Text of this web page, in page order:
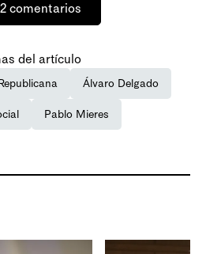
comentarios
del artículo
Álvaro Delgado
Pablo Mieres